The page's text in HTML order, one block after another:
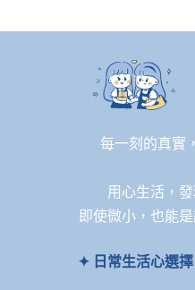
每一刻的真實
用心生活，
即使微小，也能
✦ 日常生活心選